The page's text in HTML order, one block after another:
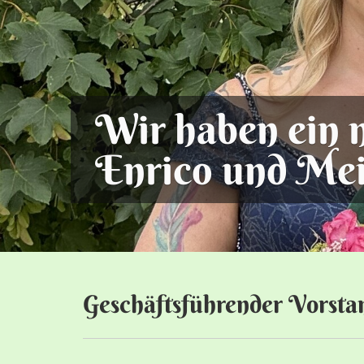
Geschäftsführender